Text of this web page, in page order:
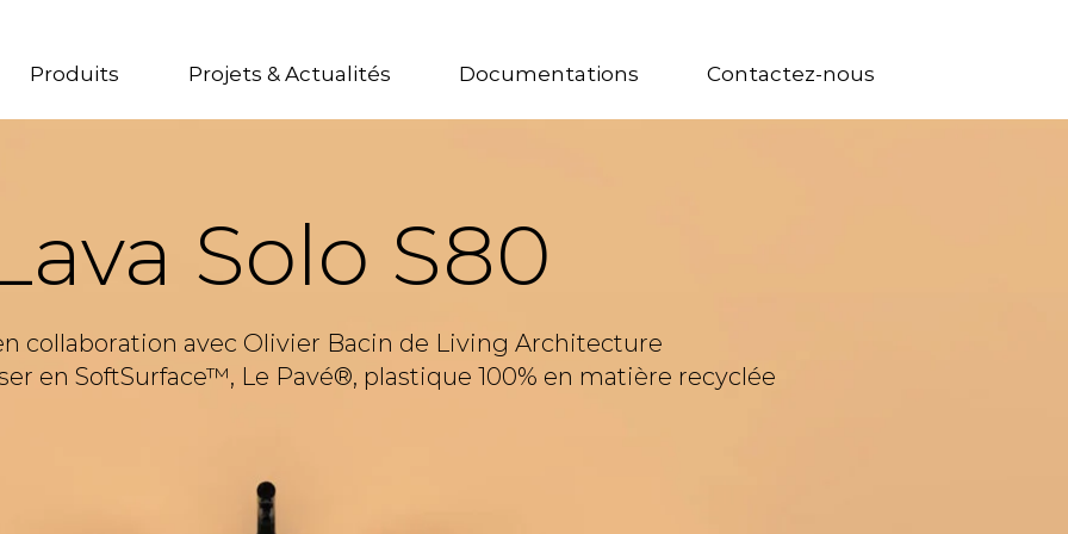
Produits Projets & Actualités Documentations Contactez-nous
Solo S80
collaboration avec Olivier Bacin de Living Architecture
en SoftSurface™, Le Pavé®, plastique 100% en matière recyclée